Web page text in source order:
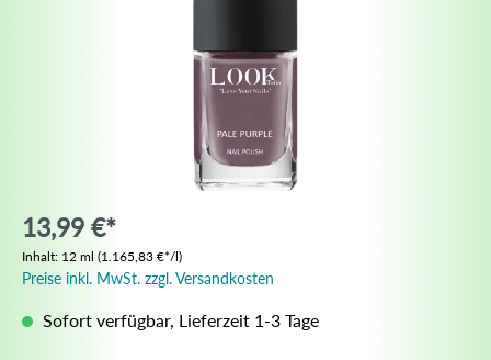
13,99 €*
Inhalt: 12 ml (1.165,83 €*/l)
Preise inkl. MwSt. zzgl. Versandkosten
Sofort verfügbar, Lieferzeit 1-3 Tage